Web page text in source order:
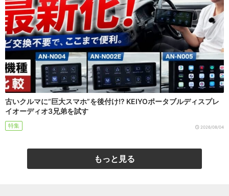
古いクルマに“巨大スマホ”を後付け!? KEIYOポータブルディスプレ
イオーディオ3兄弟を試す
特集 2026/08/04
もっと見る